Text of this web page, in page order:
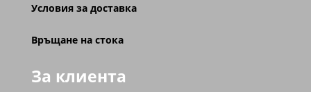
Условия за доставка
Връщане на стока
За клиента